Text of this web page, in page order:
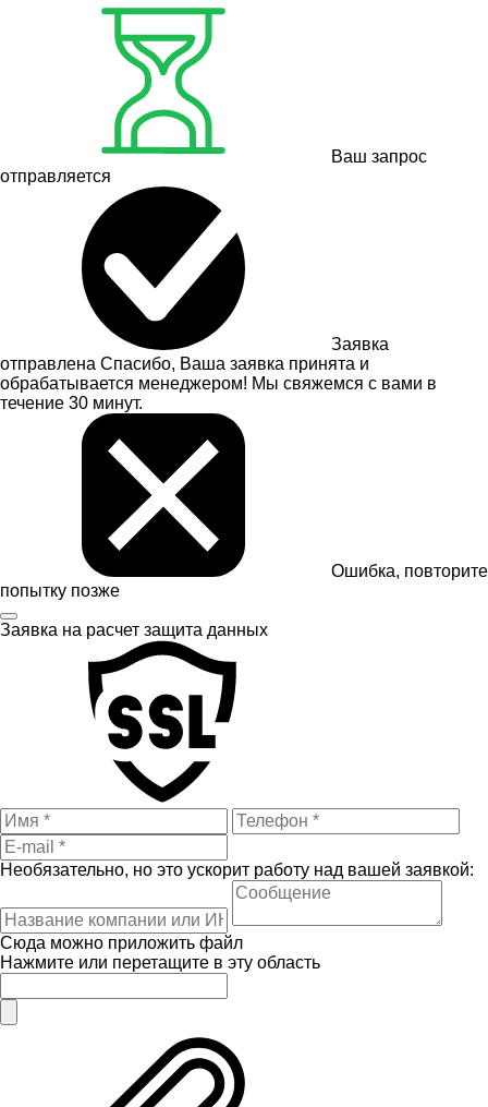
Ваш запрос
отправляется
Заявка
отправлена Спасибо, Ваша заявка принята и
обрабатывается менеджером! Мы свяжемся с вами в
течение 30 минут.
Ошибка, повторите
попытку позже
Заявка на расчет защита данных
Необязательно, но это ускорит работу над вашей заявкой:
Сюда можно приложить файл
Нажмите или перетащите в эту область